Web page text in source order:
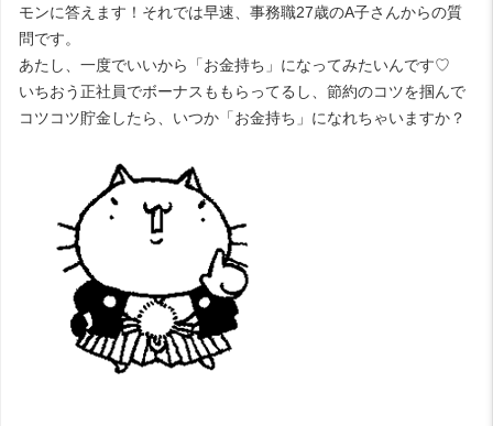
モンに答えます！それでは早速、事務職27歳のA子さんからの質
問です。
あたし、一度でいいから「お金持ち」になってみたいんです♡
いちおう正社員でボーナスももらってるし、節約のコツを掴んで
コツコツ貯金したら、いつか「お金持ち」になれちゃいますか？